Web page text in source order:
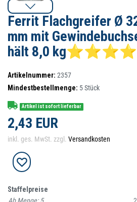
Ferrit Flachgreifer Ø
mm mit
hält 8,0
Artikelnummer: 2357
Mindestbestellmenge: 5Stück
Artikel ist sofort lieferbar
2,43 EUR
inkl. ges. MwSt. zzgl. Versandkosten
Staffelpreise
Ab Menge:5